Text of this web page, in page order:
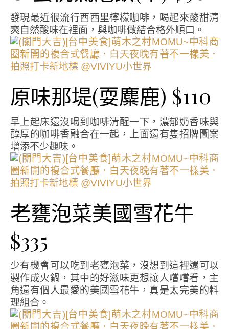
發現最近很流行西西里檸檬咖啡，喝起來酸甜清
爽自然酸味在裡面，與咖啡做結合格外順口。
原味那堤(耍麋鹿) $110
早上起床還沒喝到咖啡清醒一下，濃郁奶香味與
醇厚的咖啡香融合在一起，上面還有隻招牌圖案
增添不少趣味。
老甕泡菜美國雪花牛
$335
少有機會可以吃到老甕泡菜，沒想到這裡還可以
製作成火鍋，其中的好滋味更想讓人嚐嚐看，主
角還有個人最愛的美國雪花牛，真是太完美的料
理組合。